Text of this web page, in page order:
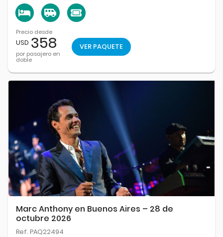
Precio desde
USD 358
por pasajero en
doble
VER PAQUETE
Marc Anthony en Buenos Aires – 28 de
octubre 2026
Ref. PAQ22494